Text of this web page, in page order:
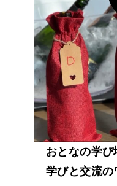
おとなの学
学びと交流の